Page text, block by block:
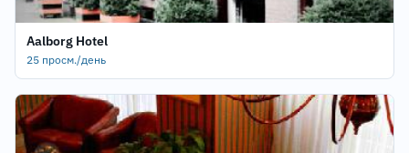
Aalborg Hotel
25 просм./день